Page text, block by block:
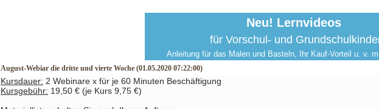
Neu! Lernvideos
für Vorschul- und
Anleitung für das Malen und Basteln, Ihr Kauf-Vorteil u. v.
August-Webiar die dritte und vierte Woche (01.05.2020 07:22:00)
Kursdauer: 2 Webinare x für je 60 Minuten Beschäftigung
Kursgebühr: 19,50 € (je Kurs 9,75 €)